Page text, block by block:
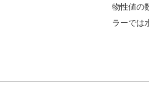
物性値の
ラーでは